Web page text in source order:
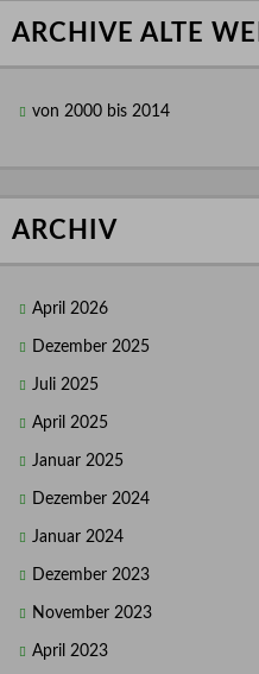
ARCHIVE ALTE
von 2000 bis 2014
ARCHIV
April 2026
Dezember 2025
Juli 2025
April 2025
Januar 2025
Dezember 2024
Januar 2024
Dezember 2023
November 2023
April 2023